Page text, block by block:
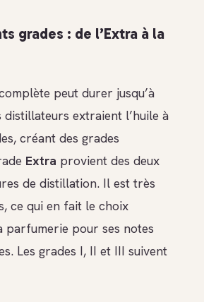
grades : de l’Extra à la
peut durer jusqu’à
distillateurs extraient l’huile à
créant des grades
Extra provient des deux
de distillation. Il est très
ce qui en fait le choix
parfumerie pour ses notes
Les grades I, II et III suivent